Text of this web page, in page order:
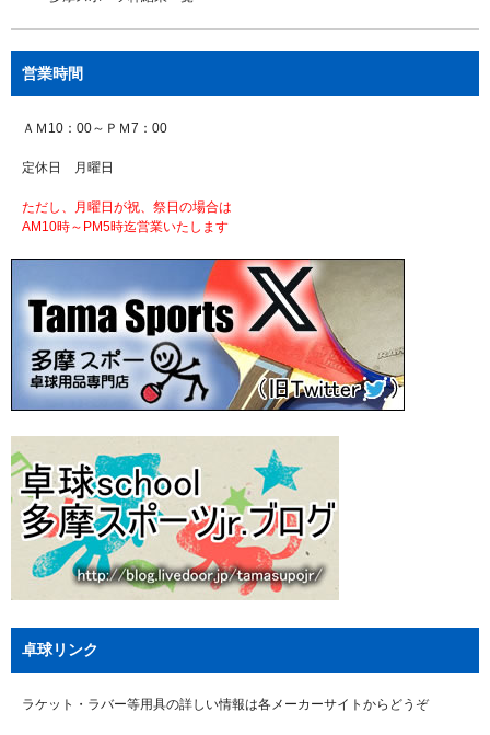
営業時間
ＡＭ10：00～ＰＭ7：00
定休日 月曜日
ただし、月曜日が祝、祭日の場合は
AM10時～PM5時迄営業いたします
卓球リンク
ラケット・ラバー等用具の詳しい情報は各メーカーサイトからどうぞ